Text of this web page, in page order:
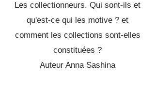
Les collectionneurs. Qui sont-ils et
qu'est-ce qui les motive ? et
comment les collections sont-elles
constituées ?
Auteur Anna Sashina